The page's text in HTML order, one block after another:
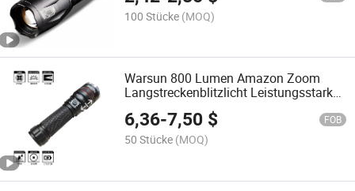
100 Stücke (MOQ)
Warsun 800 Lumen Amazon Zoom
Langstreckenblitzlicht Leistungsstark
Wiederaufladbare LED Taschenlampe
6,36-7,50 $ FOB
50 Stücke (MOQ)